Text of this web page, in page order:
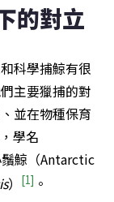
的對立
科學捕鯨有很
主要獵捕的對
並在物種保育
學名
鯨（Antarctic
） [1] 。